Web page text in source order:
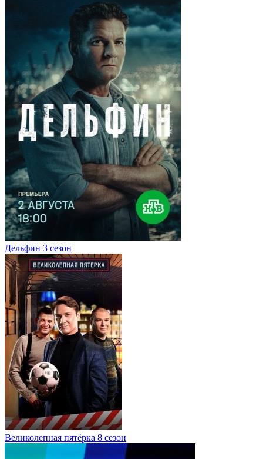
Дельфин 3 сезон
Великолепная пятёрка 8 сезон